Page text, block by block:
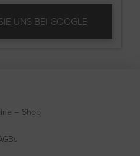
UNS BEI GOOGLE
– Shop